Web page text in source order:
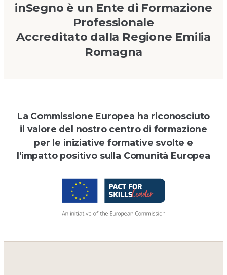
inSegno è un Ente di Formazione
Professionale
Accreditato dalla Regione Emilia
Romagna
La Commissione Europea ha riconosciuto
il valore del nostro centro di formazione
per le iniziative formative svolte e
l'impatto positivo sulla Comunità Europea